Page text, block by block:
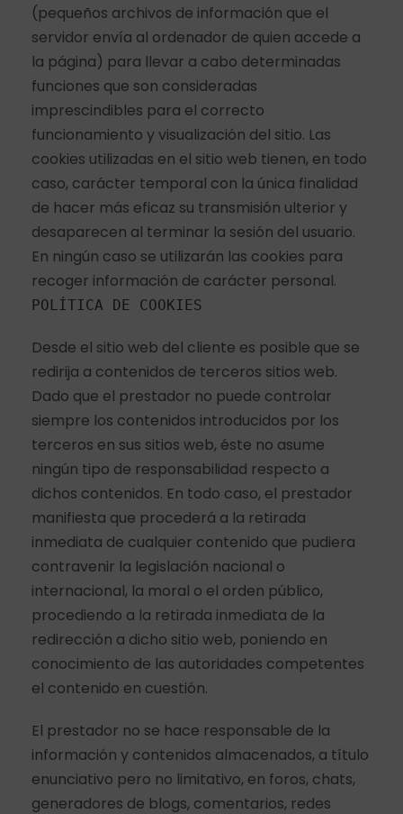
(pequeños archivos de información que el
servidor envía al ordenador de quien accede a
la página) para llevar a cabo determinadas
funciones que son consideradas
imprescindibles para el correcto
funcionamiento y visualización del sitio. Las
cookies utilizadas en el sitio web tienen, en todo
caso, carácter temporal con la única finalidad
de hacer más eficaz su transmisión ulterior y
desaparecen al terminar la sesión del usuario.
En ningún caso se utilizarán las cookies para
recoger información de carácter personal.
POLÍTICA DE COOKIES
Desde el sitio web del cliente es posible que se
redirija a contenidos de terceros sitios web.
Dado que el prestador no puede controlar
siempre los contenidos introducidos por los
terceros en sus sitios web, éste no asume
ningún tipo de responsabilidad respecto a
dichos contenidos. En todo caso, el prestador
manifiesta que procederá a la retirada
inmediata de cualquier contenido que pudiera
contravenir la legislación nacional o
internacional, la moral o el orden público,
procediendo a la retirada inmediata de la
redirección a dicho sitio web, poniendo en
conocimiento de las autoridades competentes
el contenido en cuestión.
El prestador no se hace responsable de la
información y contenidos almacenados, a título
enunciativo pero no limitativo, en foros, chats,
generadores de blogs, comentarios, redes